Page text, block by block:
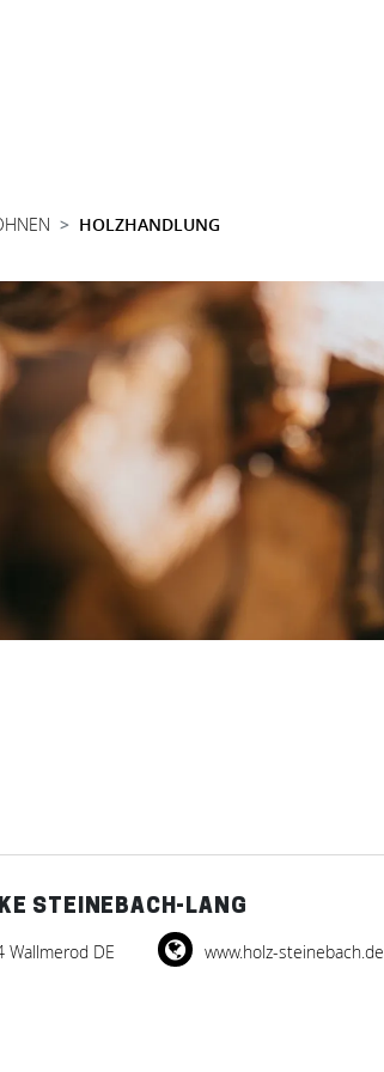
HOLZHANDLUNG
STEINEBACH-LANG
Wallmerod DE www.holz-steinebach.de